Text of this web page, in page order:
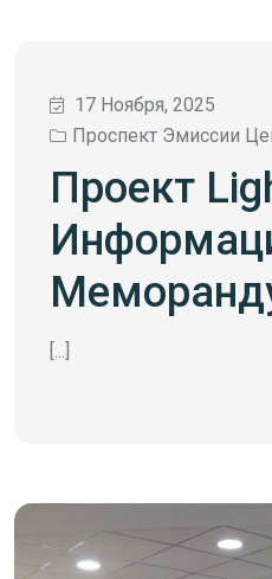
17 Ноября, 2025
Проспект Эмиссии
Проект
[...]